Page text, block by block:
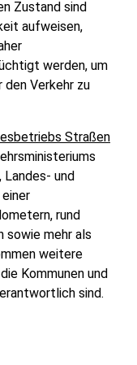
Zustand sind
aufweisen,
werden, um
den Verkehr zu
Straßen
Landes- und
rund
sowie mehr als
weitere
Kommunen und
sind.